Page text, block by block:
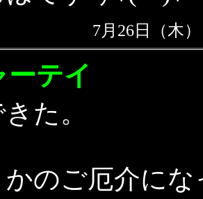
7月26日（
テイ
た。
のご厄介に